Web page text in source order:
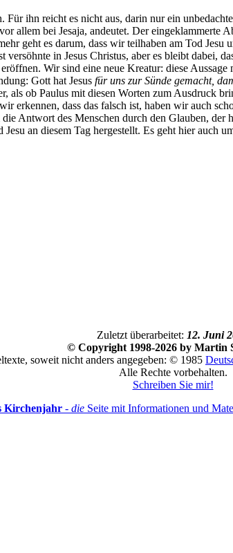
Für ihn reicht es nicht aus, darin nur ein
allem bei Jesaja, andeutet. Der eingeklammerte
geht es darum, dass wir teilhaben am Tod
in Jesus Christus, aber es bleibt dabei,
Wir sind eine neue Kreatur: diese
Gott hat Jesus für uns zur Sünde gemacht,
als ob Paulus mit diesen Worten zum Ausdruck
erkennen, dass das falsch ist, haben wir auch
Antwort des Menschen durch den Glauben,
an diesem Tag hergestellt. Es geht hier auch
Zuletzt überarbeitet: 12. Juni
© Copyright 1998-2026 by Martin
soweit nicht anders angegeben: © 1985
Alle Rechte vorbehalten.
Schreiben Sie mir!
Kirchenjahr - die Seite mit Informationen und